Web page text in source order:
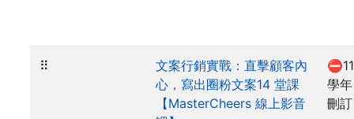
⠿
文案行銷實戰：直擊顧客內
心，寫出圈粉文案14 堂課
【MasterCheers 線上影音
學年
刪訂